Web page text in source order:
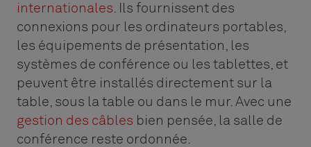
internationales . Ils fournissent des
connexions pour les ordinateurs portables,
les équipements de présentation, les
systèmes de conférence ou les tablettes, et
peuvent être installés directement sur la
table, sous la table ou dans le mur. Avec une
gestion des câbles bien pensée, la salle de
conférence reste ordonnée.